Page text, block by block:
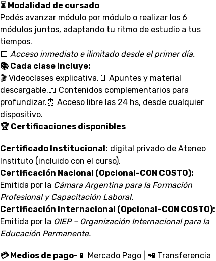
⏳ Modalidad de cursado
Podés avanzar módulo por módulo o realizar los 6
módulos juntos, adaptando tu ritmo de estudio a tus
tiempos.
📅 Acceso inmediato e ilimitado desde el primer día.
📚 Cada clase incluye:
🎬 Videoclases explicativa.📄 Apuntes y material
descargable.📖 Contenidos complementarios para
profundizar.⏰ Acceso libre las 24 hs, desde cualquier
dispositivo.
🏆 Certificaciones disponibles
Certificado Institucional: digital privado de Ateneo
Instituto (incluido con el curso).
Certificación Nacional (Opcional-CON COSTO):
Emitida por la Cámara Argentina para la Formación
Profesional y Capacitación Laboral.
Certificación Internacional (Opcional-CON COSTO):
Emitida por la OIEP – Organización Internacional para la
Educación Permanente.
💳 Medios de pago- 📱 Mercado Pago | 📲 Transferencia